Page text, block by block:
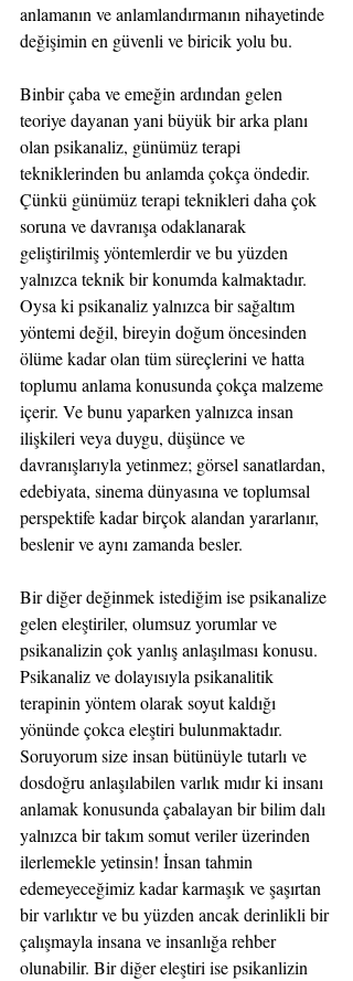
anlamanın ve anlamlandırmanın nihayetinde
değişimin en güvenli ve biricik yolu bu.
Binbir çaba ve emeğin ardından gelen
teoriye dayanan yani büyük bir arka planı
olan psikanaliz, günümüz terapi
tekniklerinden bu anlamda çokça öndedir.
Çünkü günümüz terapi teknikleri daha çok
soruna ve davranışa odaklanarak
geliştirilmiş yöntemlerdir ve bu yüzden
yalnızca teknik bir konumda kalmaktadır.
Oysa ki psikanaliz yalnızca bir sağaltım
yöntemi değil, bireyin doğum öncesinden
ölüme kadar olan tüm süreçlerini ve hatta
toplumu anlama konusunda çokça malzeme
içerir. Ve bunu yaparken yalnızca insan
ilişkileri veya duygu, düşünce ve
davranışlarıyla yetinmez; görsel sanatlardan,
edebiyata, sinema dünyasına ve toplumsal
perspektife kadar birçok alandan yararlanır,
beslenir ve aynı zamanda besler.
Bir diğer değinmek istediğim ise psikanalize
gelen eleştiriler, olumsuz yorumlar ve
psikanalizin çok yanlış anlaşılması konusu.
Psikanaliz ve dolayısıyla psikanalitik
terapinin yöntem olarak soyut kaldığı
yönünde çokca eleştiri bulunmaktadır.
Soruyorum size insan bütünüyle tutarlı ve
dosdoğru anlaşılabilen varlık mıdır ki insanı
anlamak konusunda çabalayan bir bilim dalı
yalnızca bir takım somut veriler üzerinden
ilerlemekle yetinsin! İnsan tahmin
edemeyeceğimiz kadar karmaşık ve şaşırtan
bir varlıktır ve bu yüzden ancak derinlikli bir
çalışmayla insana ve insanlığa rehber
olunabilir. Bir diğer eleştiri ise psikanlizin